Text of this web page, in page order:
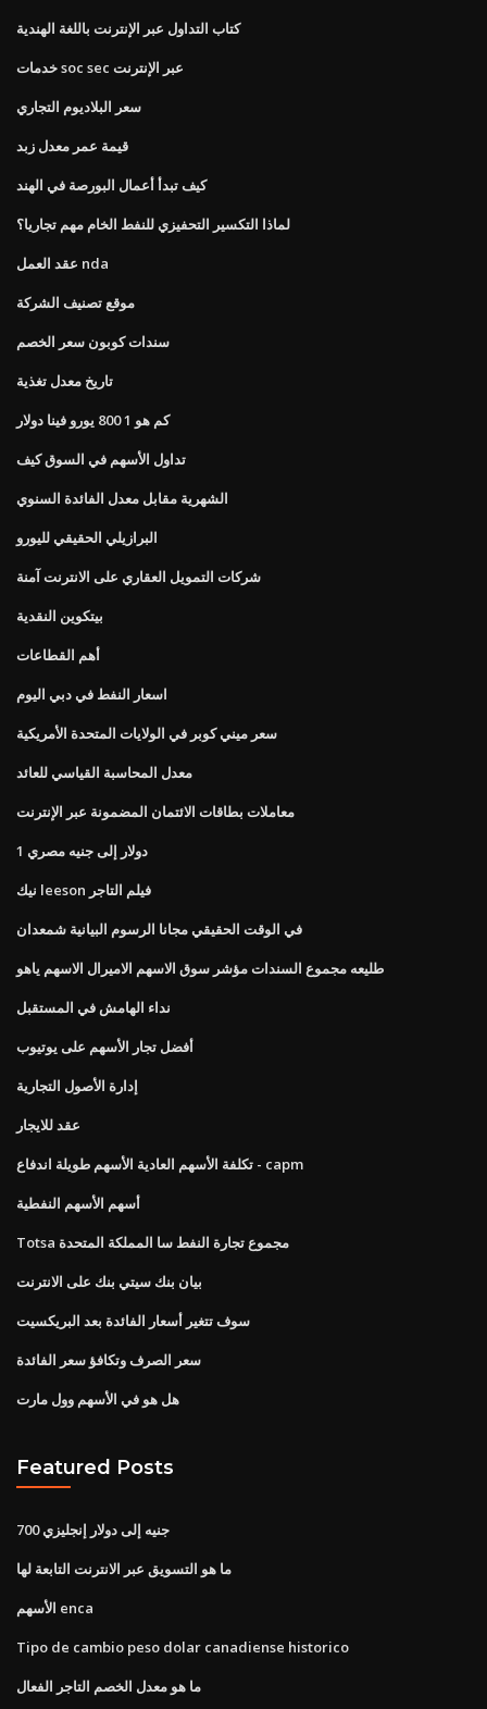
كتاب التداول عبر الإنترنت باللغة الهندية
خدمات soc sec عبر الإنترنت
سعر البلاديوم التجاري
قيمة عمر معدل زبد
كيف تبدأ أعمال البورصة في الهند
لماذا التكسير التحفيزي للنفط الخام مهم تجاريا؟
عقد العمل nda
موقع تصنيف الشركة
سندات كوبون سعر الخصم
تاريخ معدل تغذية
كم هو 1 800 يورو فينا دولار
تداول الأسهم في السوق كيف
الشهرية مقابل معدل الفائدة السنوي
البرازيلي الحقيقي لليورو
شركات التمويل العقاري على الانترنت آمنة
بيتكوين النقدية
أهم القطاعات
اسعار النفط في دبي اليوم
سعر ميني كوبر في الولايات المتحدة الأمريكية
معدل المحاسبة القياسي للعائد
معاملات بطاقات الائتمان المضمونة عبر الإنترنت
1 دولار إلى جنيه مصري
نيك leeson فيلم التاجر
في الوقت الحقيقي مجانا الرسوم البيانية شمعدان
طليعه مجموع السندات مؤشر سوق الاسهم الاميرال الاسهم ياهو
نداء الهامش في المستقبل
أفضل تجار الأسهم على يوتيوب
إدارة الأصول التجارية
عقد للايجار
تكلفة الأسهم العادية الأسهم طويلة اندفاع - capm
أسهم الأسهم النفطية
Totsa مجموع تجارة النفط سا المملكة المتحدة
بيان بنك سيتي بنك على الانترنت
سوف تتغير أسعار الفائدة بعد البريكسيت
سعر الصرف وتكافؤ سعر الفائدة
هل هو في الأسهم وول مارت
Featured Posts
700 جنيه إلى دولار إنجليزي
ما هو التسويق عبر الانترنت التابعة لها
الأسهم enca
Tipo de cambio peso dolar canadiense historico
ما هو معدل الخصم التاجر الفعال